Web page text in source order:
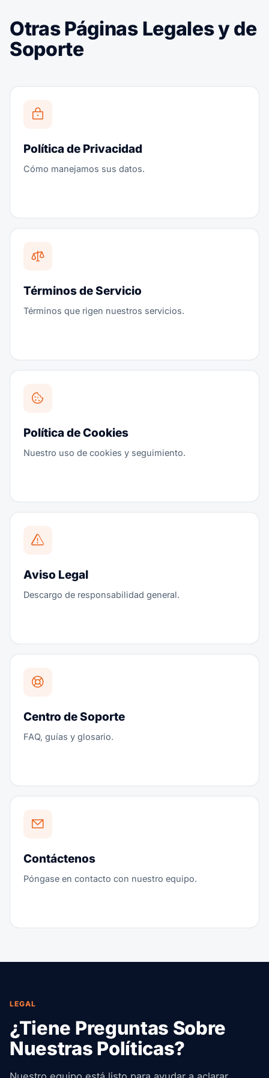
Otras Páginas Legales y de
Soporte
Política de Privacidad
Cómo manejamos sus datos.
Términos de Servicio
Términos que rigen nuestros servicios.
Política de Cookies
Nuestro uso de cookies y seguimiento.
Aviso Legal
Descargo de responsabilidad general.
Centro de Soporte
FAQ, guías y glosario.
Contáctenos
Póngase en contacto con nuestro equipo.
LEGAL
¿Tiene Preguntas Sobre
Nuestras Políticas?